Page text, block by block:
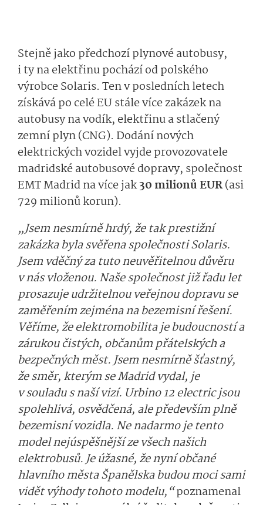
Stejně jako předchozí plynové autobusy,
i ty na elektřinu pochází od polského
výrobce Solaris. Ten v posledních letech
získává po celé EU stále více zakázek na
autobusy na vodík, elektřinu a stlačený
zemní plyn (CNG). Dodání nových
elektrických vozidel vyjde provozovatele
madridské autobusové dopravy, společnost
EMT Madrid na více jak30 milionů EUR(asi
729 milionů korun).
„Jsem nesmírně hrdý, že tak prestižní
zakázka byla svěřena společnosti Solaris.
Jsem vděčný za tuto neuvěřitelnou důvěru
v nás vloženou. Naše společnost již řadu let
prosazuje udržitelnou veřejnou dopravu se
zaměřením zejména na bezemisní řešení.
Věříme, že elektromobilita je budoucností a
zárukou čistých, občanům přátelských a
bezpečných měst. Jsem nesmírně šťastný,
že směr, kterým se Madrid vydal, je
v souladu s naší vizí. Urbino 12 electric jsou
spolehlivá, osvědčená, ale především plně
bezemisní vozidla. Ne nadarmo je tento
model nejúspěšnější ze všech našich
elektrobusů. Je úžasné, že nyní občané
hlavního města Španělska budou moci sami
vidět výhody tohoto modelu,“poznamenal